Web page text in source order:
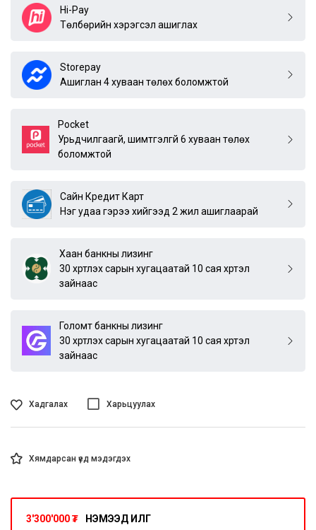
Hi-Pay
Төлбөрийн хэрэгсэл ашиглах
Storepay
Ашиглан 4 хуваан төлөх боломжтой
Pocket
Урьдчилгаагүй, шимтгэлгүй 6 хуваан төлөх
боломжтой
Сайн Кредит Карт
Нэг удаа гэрээ хийгээд 2 жил ашиглаарай
Хаан банкны лизинг
30 хүртлэх сарын хугацаатай 10 сая хүртэл
зайнаас
Голомт банкны лизинг
30 хүртлэх сарын хугацаатай 10 сая хүртэл
зайнаас
Хадгалах Харьцуулах
Хямдарсан үед мэдэгдэх
3'300'000₮
НЭМЭЭД ИЛҮҮГ